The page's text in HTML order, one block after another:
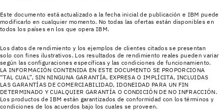
Este documento está actualizado a la fecha inicial de publicación e IBM puede
modificarlo en cualquier momento. No todas las ofertas están disponibles en
todos los países en los que opera IBM.
Los datos de rendimiento y los ejemplos de clientes citados se presentan
solo con fines ilustrativos. Los resultados de rendimiento reales pueden variar
según las configuraciones específicas y las condiciones de funcionamiento.
LA INFORMACIÓN CONTENIDA EN ESTE DOCUMENTO SE PROPORCIONA
“TAL CUAL”, SIN NINGUNA GARANTÍA, EXPRESA O IMPLÍCITA, INCLUIDAS
LAS GARANTÍAS DE COMERCIABILIDAD, IDONEIDAD PARA UN FIN
DETERMINADO Y CUALQUIER GARANTÍA O CONDICIÓN DE NO INFRACCIÓN.
Los productos de IBM están garantizados de conformidad con los términos y
condiciones de los acuerdos bajo los cuales se proveen.